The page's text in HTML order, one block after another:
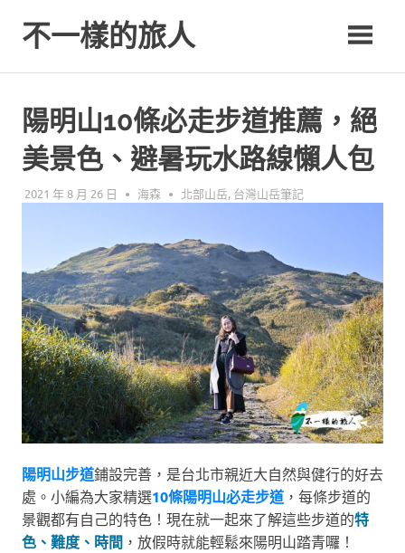
content
不一樣的旅人
陽明山10條必走步道推薦，絕
美景色、避暑玩水路線懶人包
2021 年 8 月 26 日 海森 北部山岳, 台灣山岳筆記
陽明山步道鋪設完善，是台北市親近大自然與健行的好去
處。小編為大家精選10條陽明山必走步道 ，每條步道的
景觀都有自己的特色！現在就一起來了解這些步道的特
色、難度、時間 ，放假時就能輕鬆來陽明山踏青囉！